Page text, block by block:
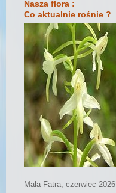
Nasza flora :
Co aktualnie rośnie ?
Mała Fatra, czerwiec 2026